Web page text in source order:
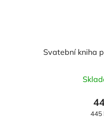
Svatební kniha
445